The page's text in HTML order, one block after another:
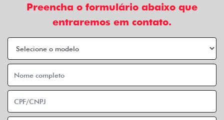
Preencha o formulário abaixo que
entraremos em contato.